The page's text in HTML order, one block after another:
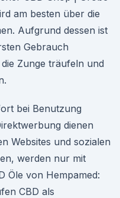
am besten über die
Aufgrund dessen ist
Gebrauch
Zunge träufeln und
bei Benutzung
dienen
Websites und sozialen
werden nur mit
Öle von Hempamed:
CBD als